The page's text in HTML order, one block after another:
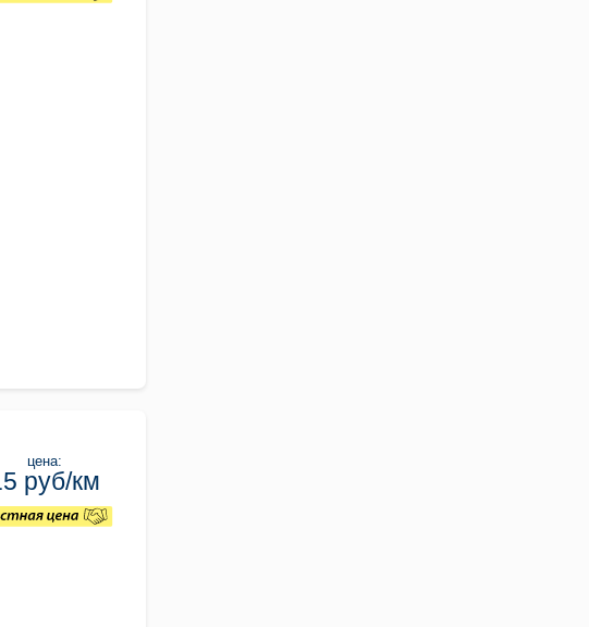
цена:
руб/км